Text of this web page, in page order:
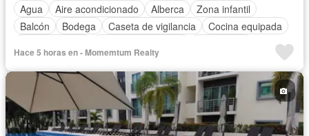
Agua
Aire acondicionado Alberca
Zona infantil
Balcón
Bodega Caseta de vigilancia
Cocina equipada
Elevador
Estacionamiento Gas natural
Jacuzzi
Jardín Recámara con closet
Sala polivalente
Seguridad
Completamente amueblado
Hace 5 horas en - Momemtum Realty